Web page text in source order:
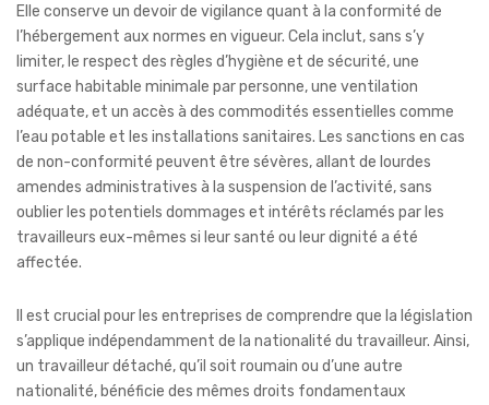
Elle conserve un devoir de vigilance quant à la conformité de
l’hébergement aux normes en vigueur. Cela inclut, sans s’y
limiter, le respect des règles d’hygiène et de sécurité, une
surface habitable minimale par personne, une ventilation
adéquate, et un accès à des commodités essentielles comme
l’eau potable et les installations sanitaires. Les sanctions en cas
de non-conformité peuvent être sévères, allant de lourdes
amendes administratives à la suspension de l’activité, sans
oublier les potentiels dommages et intérêts réclamés par les
travailleurs eux-mêmes si leur santé ou leur dignité a été
affectée.
Il est crucial pour les entreprises de comprendre que la législation
s’applique indépendamment de la nationalité du travailleur. Ainsi,
un travailleur détaché, qu’il soit roumain ou d’une autre
nationalité, bénéficie des mêmes droits fondamentaux